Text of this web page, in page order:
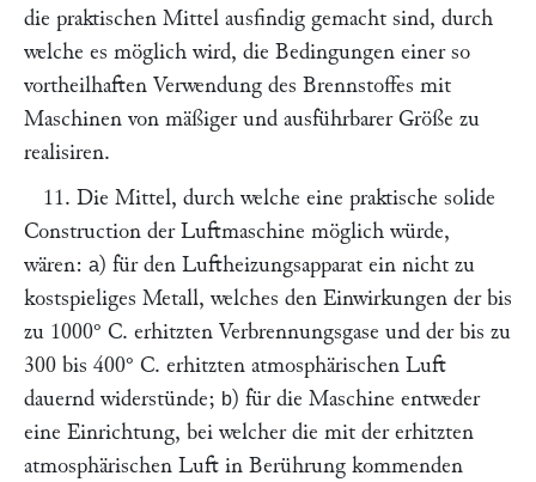
die praktischen Mittel ausfindig gemacht sind, durch
welche es möglich wird, die Bedingungen einer so
vortheilhaften Verwendung des Brennstoffes mit
Maschinen von mäßiger und ausführbarer Größe zu
realisiren.
11. Die Mittel, durch welche eine praktische solide
Construction der Luftmaschine möglich würde,
wären: a) für den Luftheizungsapparat ein nicht zu
kostspieliges Metall, welches den Einwirkungen der bis
zu 1000° C. erhitzten Verbrennungsgase und der bis zu
300 bis 400° C. erhitzten atmosphärischen Luft
dauernd widerstünde; b) für die Maschine entweder
eine Einrichtung, bei welcher die mit der erhitzten
atmosphärischen Luft in Berührung kommenden